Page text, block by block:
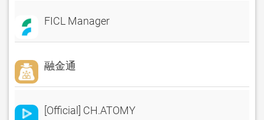
FICL Manager
融金通
[Official] CH.ATOMY